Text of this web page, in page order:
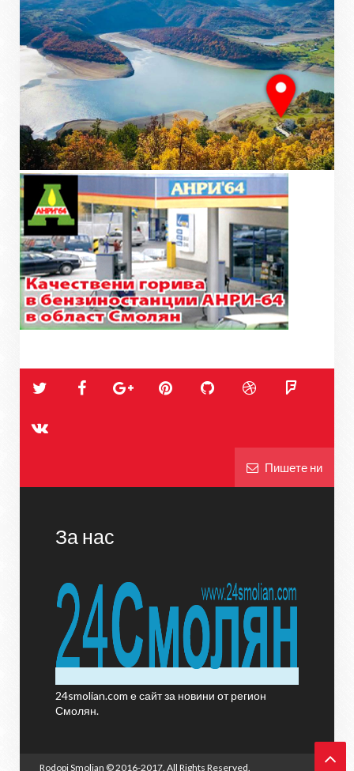
Пишете ни
За нас
24smolian.com е сайт за новини от регион
Смолян.
Rodopi Smolian © 2016-2017. All Rights Reserved.